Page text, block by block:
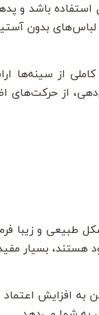
استفاده باشد و
لباس‌های بدون
از سینه‌ها
از حرکت‌های
طبیعی و زیبا
هستند، بسیار
به افزایش